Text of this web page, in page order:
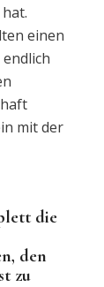
einen
mit der
die
den
zu